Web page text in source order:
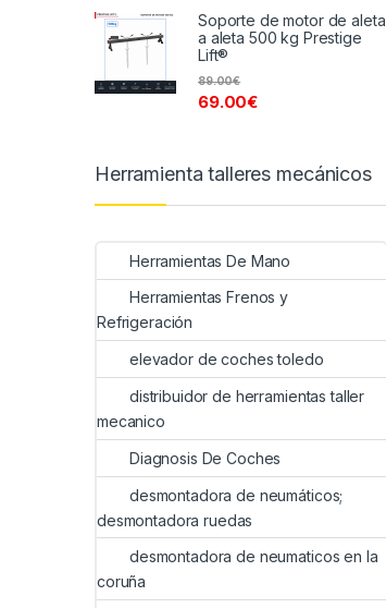
Soporte de motor de aleta
a aleta 500 kg Prestige
Lift®
69.00€
89.00€
Herramienta talleres mecánicos
Herramientas De Mano
Herramientas Frenos y
Refrigeración
elevador de coches toledo
distribuidor de herramientas taller
mecanico
Diagnosis De Coches
desmontadora de neumáticos;
desmontadora ruedas
desmontadora de neumaticos en la
coruña